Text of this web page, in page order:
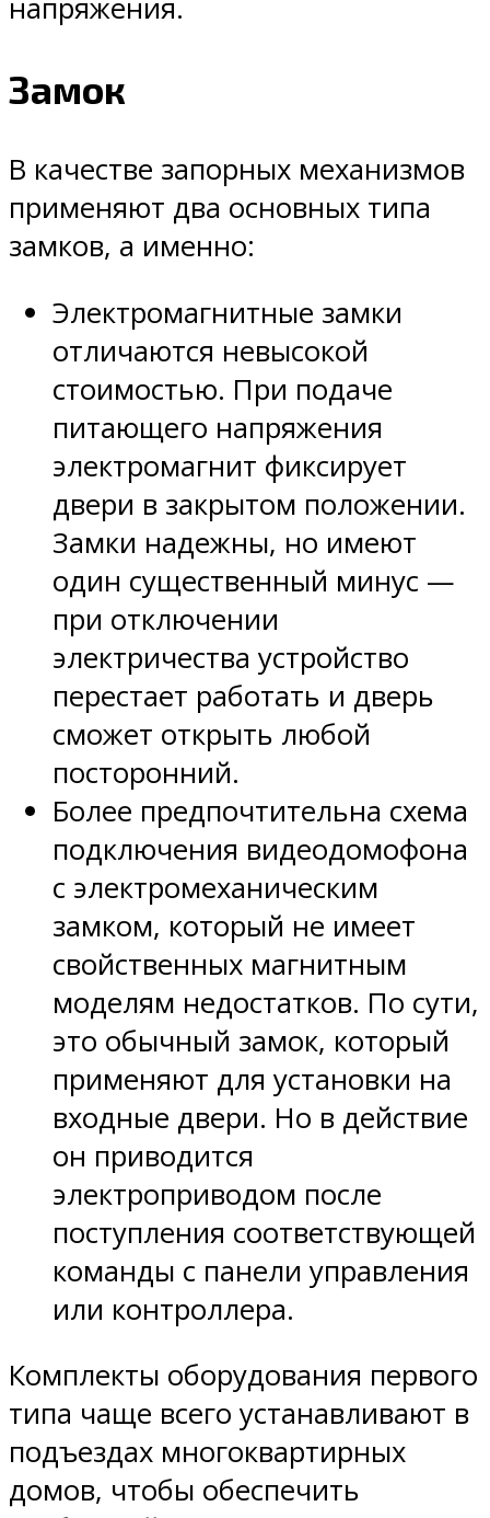
напряжения.
Замок
В качестве запорных механизмов
применяют два основных типа
замков, а именно:
Электромагнитные замки
отличаются невысокой
стоимостью. При подаче
питающего напряжения
электромагнит фиксирует
двери в закрытом положении.
Замки надежны, но имеют
один существенный минус —
при отключении
электричества устройство
перестает работать и дверь
сможет открыть любой
посторонний.
Более предпочтительна схема
подключения видеодомофона
с электромеханическим
замком, который не имеет
свойственных магнитным
моделям недостатков. По сути,
это обычный замок, который
применяют для установки на
входные двери. Но в действие
он приводится
электроприводом после
поступления соответствующей
команды с панели управления
или контроллера.
Комплекты оборудования первого
типа чаще всего устанавливают в
подъездах многоквартирных
домов, чтобы обеспечить